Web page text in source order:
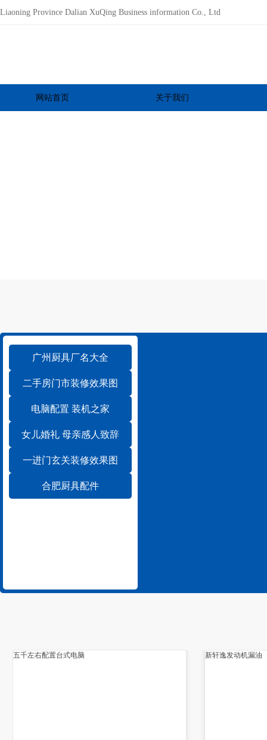
Liaoning Province Dalian XuQing Business information Co., Ltd
网站首页 关于我们
广州厨具厂名大全
二手房门市装修效果图
电脑配置 装机之家
女儿婚礼 母亲感人致辞
一进门玄关装修效果图
合肥厨具配件
五千左右配置台式电脑 新轩逸发动机漏油